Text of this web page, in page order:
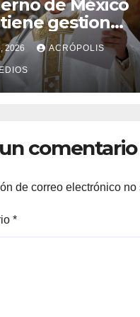
de México
gestiones
el Papa
XIV visite el
2026 ACRÓPOLIS
comentario
de correo electrónico no
*